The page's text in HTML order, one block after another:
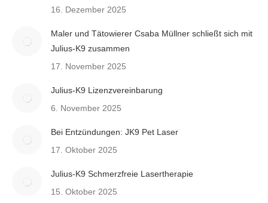
16. Dezember 2025
Maler und Tätowierer Csaba Müllner schließt sich mit
Julius-K9 zusammen
17. November 2025
Julius-K9 Lizenzvereinbarung
6. November 2025
Bei Entzündungen: JK9 Pet Laser
17. Oktober 2025
Julius-K9 Schmerzfreie Lasertherapie
15. Oktober 2025